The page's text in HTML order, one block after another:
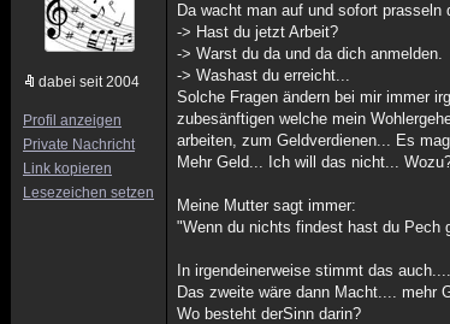
dabei seit 2004
Profil anzeigen
Private Nachricht
Link kopieren
Lesezeichen setzen
Da wacht man auf und sofort
-> Hast du jetzt Arbeit?
-> Warst du da und da dich anmelden.
-> Washast du erreicht...
Solche Fragen ändern bei mir immer
zubesänftigen welche mein
arbeiten, zum Geldverdienen... Es
Mehr Geld... Ich will das nicht...
Meine Mutter sagt immer:
"Wenn du nichts findest hast du Pech
In irgendeinerweise stimmt das
Das zweite wäre dann Macht.... mehr
Wo besteht derSinn darin?